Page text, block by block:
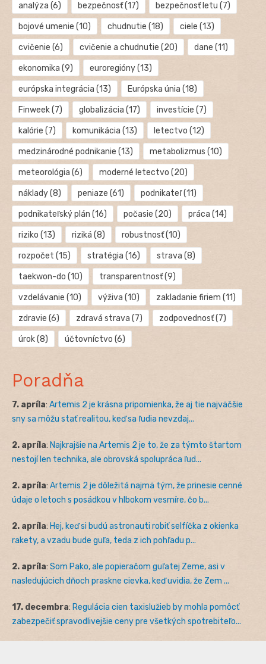
analýza (6) bezpečnosť(17) bezpečnosť letu (7)
bojové umenie (10) chudnutie (18) ciele (13)
cvičenie (6) cvičenie a chudnutie (20) dane (11)
ekonomika (9) euroregióny(13)
európska integrácia (13) Európska únia (18)
Finweek(7) globalizácia (17) investície (7)
kalórie (7) komunikácia (13) letectvo (12)
medzinárodné podnikanie (13) metabolizmus (10)
meteorológia (6) moderné letectvo (20)
náklady(8) peniaze (61) podnikateľ(11)
podnikateľský plán (16) počasie (20) práca (14)
riziko (13) riziká (8) robustnosť(10)
rozpočet (15) stratégia (16) strava (8)
taekwon-do (10) transparentnosť(9)
vzdelávanie (10) výživa (10) zakladanie firiem (11)
zdravie (6) zdravá strava (7) zodpovednosť(7)
úrok(8) účtovníctvo (6)
Poradňa
7. apríla: Artemis 2 je krásna pripomienka, že aj tie najväčšie
sny sa môžu stať realitou, keď sa ľudia nevzdaj...
2. apríla: Najkrajšie na Artemis 2 je to, že za týmto štartom
nestojí len technika, ale obrovská spolupráca ľud...
2. apríla: Artemis 2 je dôležitá najmä tým, že prinesie cenné
údaje o letoch s posádkou v hlbokom vesmíre, čo b...
2. apríla: Hej, keď si budú astronauti robiť selfíčka z okienka
rakety, a vzadu bude guľa, teda z ich pohľadu p...
2. apríla: Som Pako, ale popieračom guľatej Zeme, asi v
nasledujúcich dňoch praskne cievka, keď uvidia, že Zem ...
17. decembra: Regulácia cien taxislužieb by mohla pomôcť
zabezpečiť spravodlivejšie ceny pre všetkých spotrebiteľo...